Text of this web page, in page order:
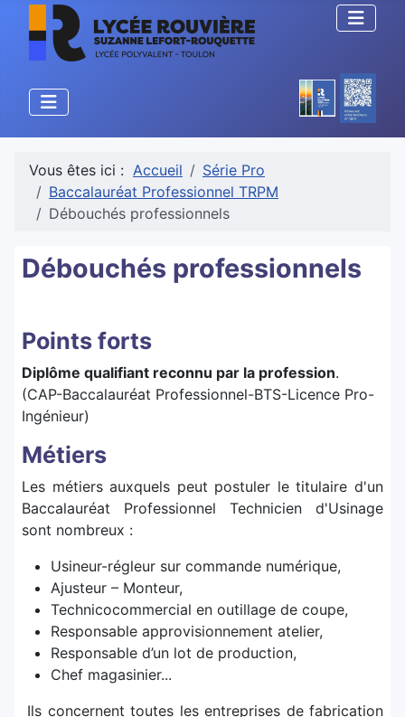
Vous êtes ici : Accueil
Série Pro
Baccalauréat Professionnel TRPM
Débouchés professionnels
Débouchés professionnels
Points forts
Diplôme qualifiant reconnu par la profession.
(CAP-Baccalauréat Professionnel-BTS-Licence Pro-
Ingénieur)
Métiers
Les métiers auxquels peut postuler le titulaire d'un
Baccalauréat Professionnel Technicien d'Usinage
sont nombreux :
Usineur-régleur sur commande numérique,
Ajusteur – Monteur,
Technicocommercial en outillage de coupe,
Responsable approvisionnement atelier,
Responsable d’un lot de production,
Chef magasinier...
Ils concernent toutes les entreprises de fabrication